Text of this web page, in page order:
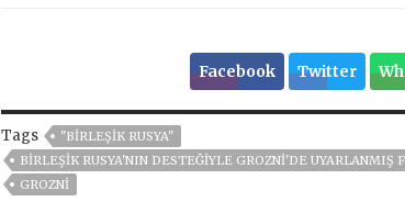
Facebook Twitter
Tags
"BIRLEŞIK RUSYA"
BIRLEŞIK RUSYA'NIN DESTEĞIYLE GROZNI'DE
GROZNI